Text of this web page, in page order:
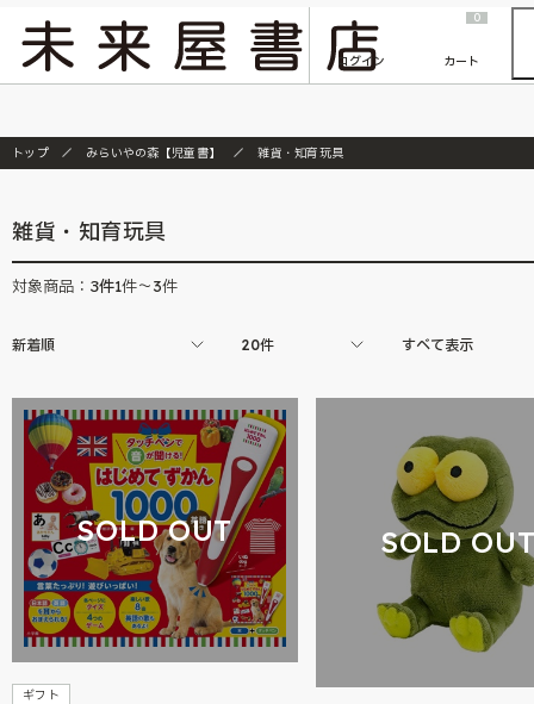
『ONE PIECE magazine 021 ONE PIECEカード付き同梱版』発売延期のご案内
ログイン
0
カート
トップ みらいやの森【児童書】 雑貨・知育玩具
雑貨・知育玩具
対象商品： 3件1件～3件
新着順 20件 すべて表示
SOLD OUT
ギフト
SOLD